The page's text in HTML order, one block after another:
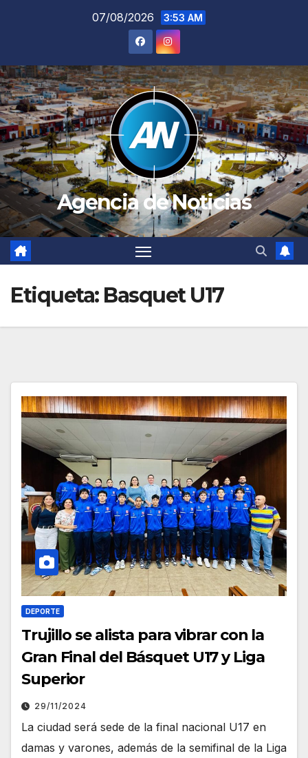
07/08/2026 3:53 AM
Agencia de Noticias
Etiqueta: Basquet U17
DEPORTE
Trujillo se alista para vibrar con la
Gran Final del Básquet U17 y Liga
Superior
29/11/2024
La ciudad será sede de la final nacional U17 en
damas y varones, además de la semifinal de la Liga